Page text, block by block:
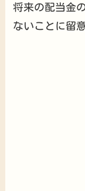
将来の配当金
ないことに留